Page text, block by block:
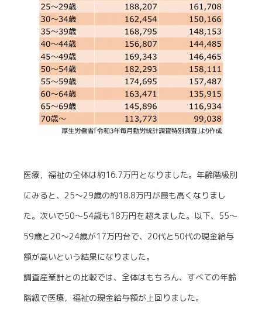
医療，福祉の全体は約16.7万円となりました。年齢階級別
にみると、25～29歳の約18.8万円が最も高くなりまし
た。次いで50～54歳も18万円を超えました。以下、55～
59歳と20～24歳が17万円台で、20代と50代の現金給与
額が高いという結果になりました。
調査産業計との比較では、全体はもちろん、すべての年齢
階級で医療，福祉の現金給与額が上回りました。